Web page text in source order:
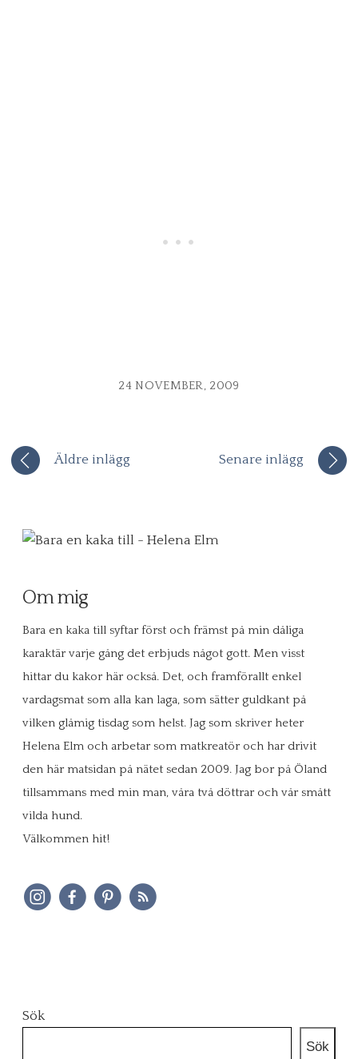
24 NOVEMBER, 2009
Äldre inlägg Senare inlägg
Om mig
Bara en kaka till syftar först och främst på min dåliga
karaktär varje gång det erbjuds något gott. Men visst
hittar du kakor här också. Det, och framförallt enkel
vardagsmat som alla kan laga, som sätter guldkant på
vilken glåmig tisdag som helst. Jag som skriver heter
Helena Elm och arbetar som matkreatör och har drivit
den här matsidan på nätet sedan 2009. Jag bor på Öland
tillsammans med min man, våra två döttrar och vår smått
vilda hund.
Välkommen hit!
Sök
Sök